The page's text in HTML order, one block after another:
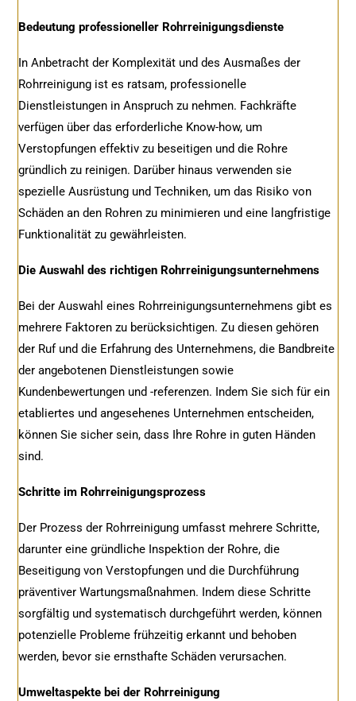
Bedeutung professioneller Rohrreinigungsdienste
In Anbetracht der Komplexität und des Ausmaßes der
Rohrreinigung ist es ratsam, professionelle
Dienstleistungen in Anspruch zu nehmen. Fachkräfte
verfügen über das erforderliche Know-how, um
Verstopfungen effektiv zu beseitigen und die Rohre
gründlich zu reinigen. Darüber hinaus verwenden sie
spezielle Ausrüstung und Techniken, um das Risiko von
Schäden an den Rohren zu minimieren und eine langfristige
Funktionalität zu gewährleisten.
Die Auswahl des richtigen Rohrreinigungsunternehmens
Bei der Auswahl eines Rohrreinigungsunternehmens gibt es
mehrere Faktoren zu berücksichtigen. Zu diesen gehören
der Ruf und die Erfahrung des Unternehmens, die Bandbreite
der angebotenen Dienstleistungen sowie
Kundenbewertungen und -referenzen. Indem Sie sich für ein
etabliertes und angesehenes Unternehmen entscheiden,
können Sie sicher sein, dass Ihre Rohre in guten Händen
sind.
Schritte im Rohrreinigungsprozess
Der Prozess der Rohrreinigung umfasst mehrere Schritte,
darunter eine gründliche Inspektion der Rohre, die
Beseitigung von Verstopfungen und die Durchführung
präventiver Wartungsmaßnahmen. Indem diese Schritte
sorgfältig und systematisch durchgeführt werden, können
potenzielle Probleme frühzeitig erkannt und behoben
werden, bevor sie ernsthafte Schäden verursachen.
Umweltaspekte bei der Rohrreinigung